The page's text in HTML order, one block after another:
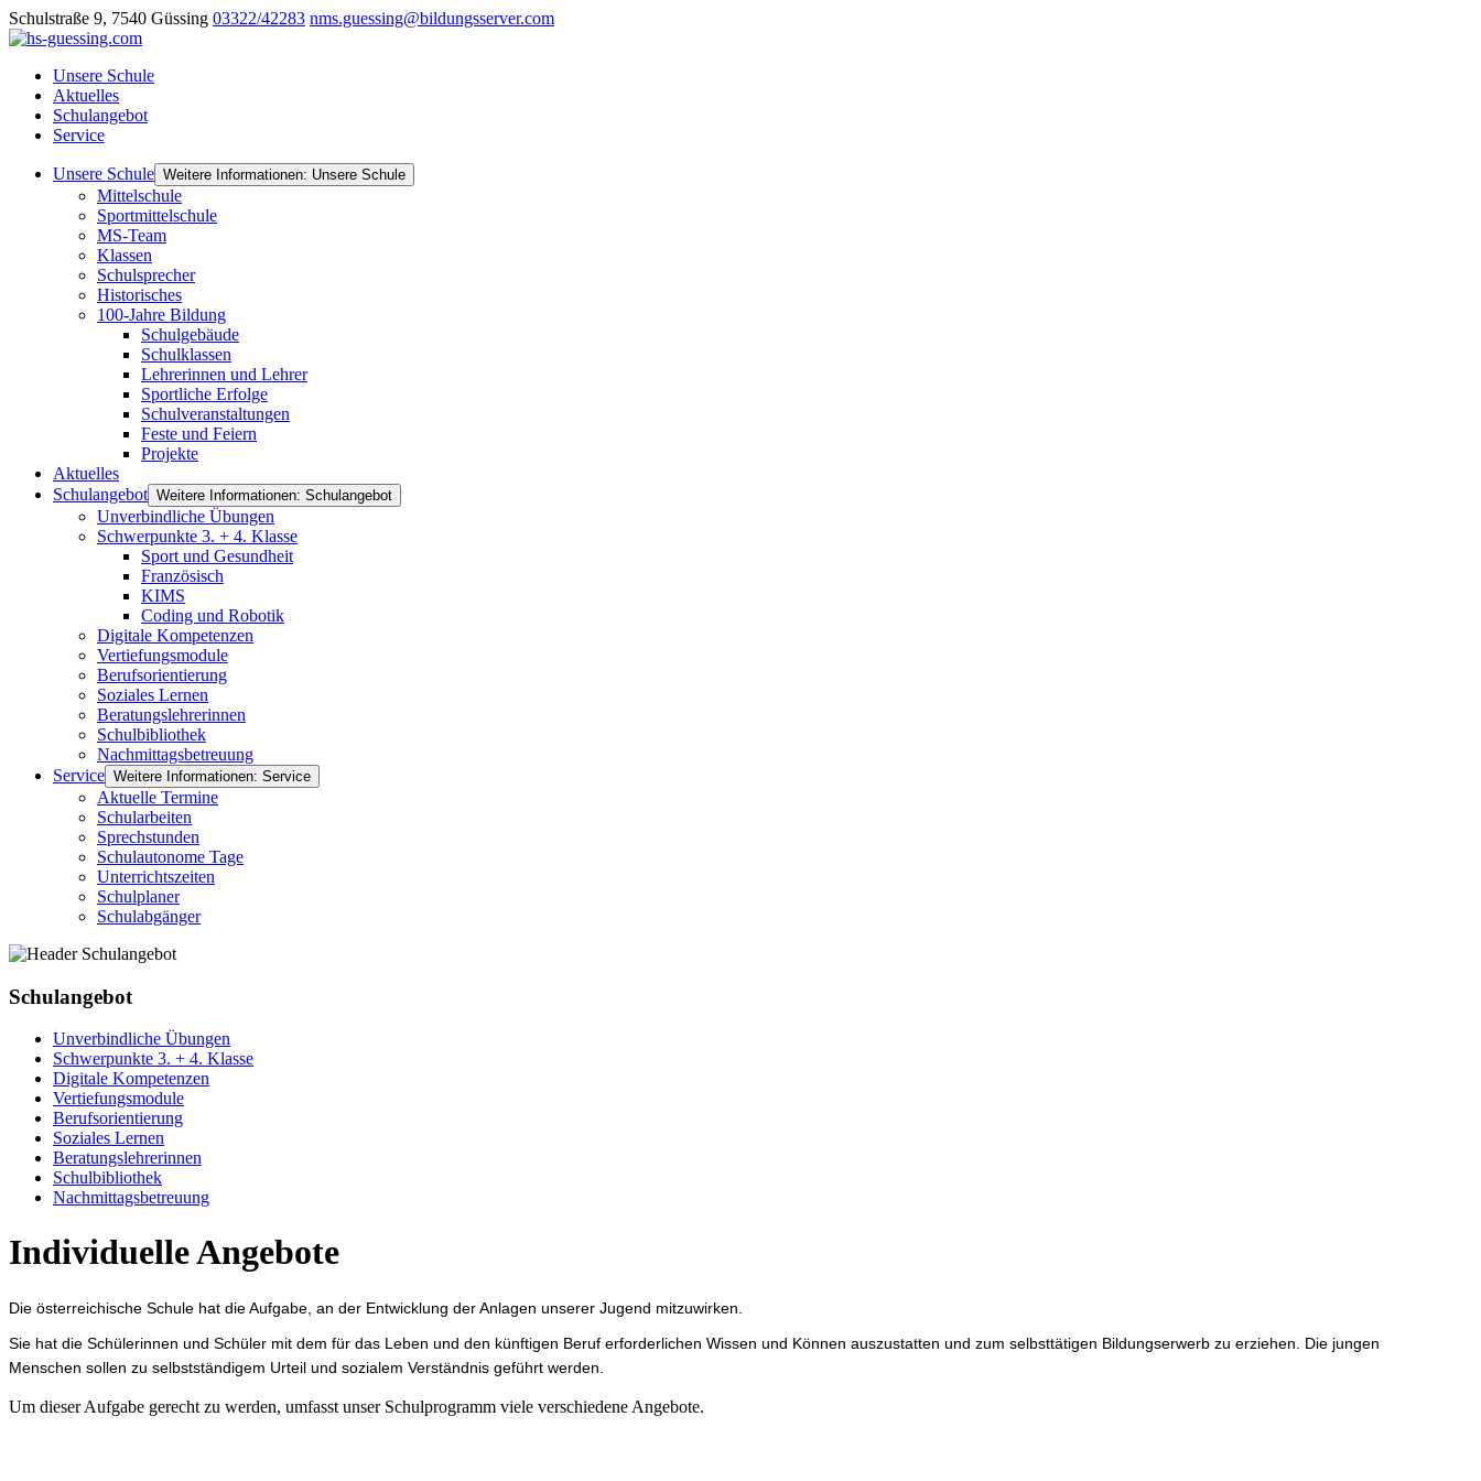
Schulstraße 9, 7540 Güssing 03322/42283 nms.guessing@bildungsserver.com
Unsere Schule
Aktuelles
Schulangebot
Service
Unsere Schule Weitere Informationen: Unsere Schule
Mittelschule
Sportmittelschule
MS-Team
Klassen
Schulsprecher
Historisches
100-Jahre Bildung
Schulgebäude
Schulklassen
Lehrerinnen und Lehrer
Sportliche Erfolge
Schulveranstaltungen
Feste und Feiern
Projekte
Aktuelles
Schulangebot Weitere Informationen: Schulangebot
Unverbindliche Übungen
Schwerpunkte 3. + 4. Klasse
Sport und Gesundheit
Französisch
KIMS
Coding und Robotik
Digitale Kompetenzen
Vertiefungsmodule
Berufsorientierung
Soziales Lernen
Beratungslehrerinnen
Schulbibliothek
Nachmittagsbetreuung
Service Weitere Informationen: Service
Aktuelle Termine
Schularbeiten
Sprechstunden
Schulautonome Tage
Unterrichtszeiten
Schulplaner
Schulabgänger
Schulangebot
Unverbindliche Übungen
Schwerpunkte 3. + 4. Klasse
Digitale Kompetenzen
Vertiefungsmodule
Berufsorientierung
Soziales Lernen
Beratungslehrerinnen
Schulbibliothek
Nachmittagsbetreuung
Individuelle Angebote
Die österreichische Schule hat die Aufgabe, an der Entwicklung der Anlagen unserer Jugend mitzuwirken.
Sie hat die Schülerinnen und Schüler mit dem für das Leben und den künftigen Beruf erforderlichen Wissen und Können auszustatten und zum selbsttätigen Bildungserwerb zu erziehen. Die jungen
Menschen sollen zu selbstständigem Urteil und sozialem Verständnis geführt werden.
Um dieser Aufgabe gerecht zu werden, umfasst unser Schulprogramm viele verschiedene Angebote.